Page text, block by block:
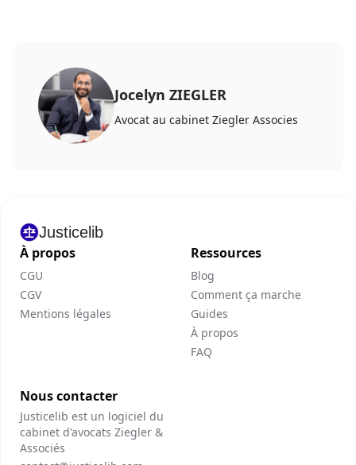
Jocelyn ZIEGLER
Avocat au cabinet Ziegler Associes
Justicelib
À propos
CGU
CGV
Mentions légales
Ressources
Blog
Comment ça marche
Guides
À propos
FAQ
Nous contacter
Justicelib est un logiciel du
cabinet d'avocats Ziegler &
Associés